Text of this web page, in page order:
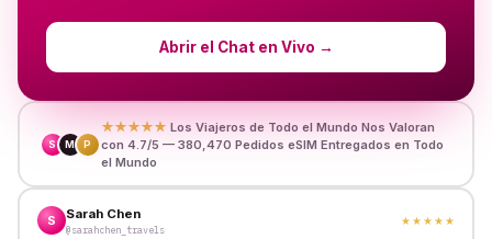
Abrir el Chat en Vivo →
S M P
★★★★★ Los Viajeros de Todo el Mundo Nos Valoran
con 4.7/5 — 380,470 Pedidos eSIM Entregados en Todo
el Mundo
S Sarah Chen
@sarahchen_travels
★★★★★